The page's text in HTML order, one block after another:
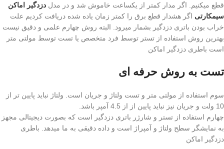
قطع میکنیم. اگر مدار کمتر از یکساعت خاموش شد و در مدل دزدگیر اماکن
سیمکارتی اگر هشدار قطع برق را کمتر زمان یاده شده دریافت کردیم علت
خراب بودن باتری دزدگیر بشمار میرود. البته روش چهارم علمی و دقیق نیست
بهترین روش استفاده از تستر توسط فرد متخصص یا تست توسط مولتی متر
است باطری دزدگیر اماکن
تست به روش حرفه ای
سوم استفاده از مولتی متر و تست ولتاژ و جریان است. ولتاژ نباید پایین تر از
10 ولت و جریان نیز نباید پایین از از 4.5 آمپر باشد.
چهارم استفاده از تستر و شارژر باتری دزدگیر است که بصورت دیجیتالی مجهز
به نمایشگر سطح ولتاژ و آمپراژ است و داده دقیقی به ما میدهد. باطری
دزدگیر اماکن